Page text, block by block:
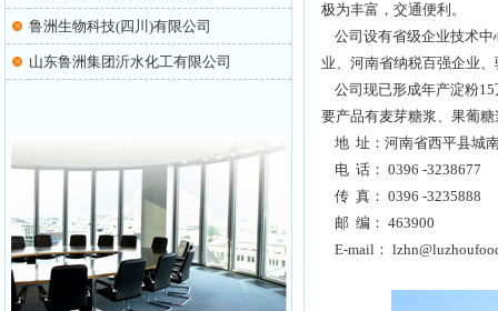
鲁洲生物科技(四川)有限公司
山东鲁洲集团沂水化工有限公司
极为丰富，交通便利。
公司设有省级企业技术中
业、河南省纳税百强企业
公司现已形成年产淀粉
要产品有麦芽糖浆、果葡
地 址：河南省西平县城
电 话： 0396 -3238677
传 真： 0396 -3235888
邮 编： 463900
E-mail：